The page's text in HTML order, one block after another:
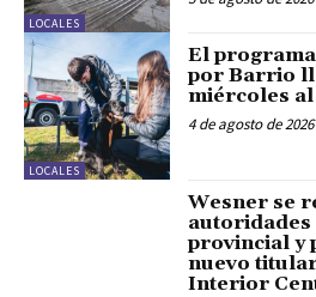
LOCALES
LOCALES
El
por Barrio
miércoles
4 de agosto de 2026
Wesner se
autoridades
provincial y
nuevo
Interior